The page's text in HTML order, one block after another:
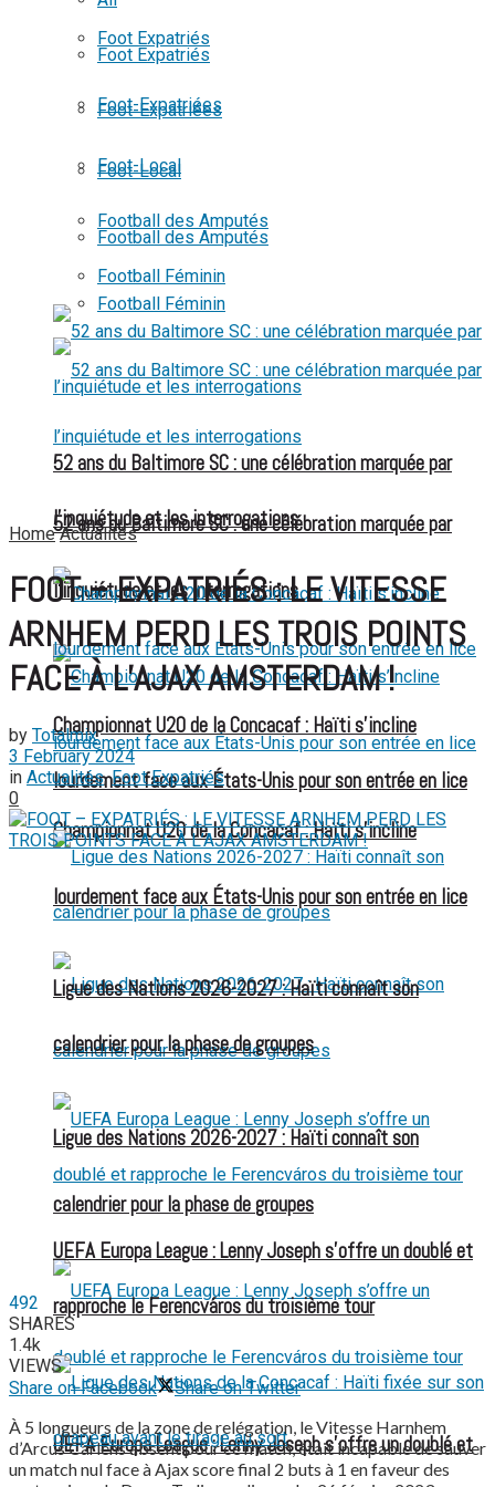
Foot Expatriés
Foot-Expatriées
Foot-Local
Football des Amputés
Football Féminin
52 ans du Baltimore SC : une célébration marquée par
l’inquiétude et les interrogations
Championnat U20 de la Concacaf : Haïti s’incline
lourdement face aux États-Unis pour son entrée en lice
Ligue des Nations 2026-2027 : Haïti connaît son
calendrier pour la phase de groupes
UEFA Europa League : Lenny Joseph s’offre un doublé et
Foot Expatriés
Foot-Expatriées
Foot-Local
Football des Amputés
Football Féminin
52 ans du Baltimore SC : une célébration marquée par
l’inquiétude et les interrogations
Championnat U20 de la Concacaf : Haïti s’incline
lourdement face aux États-Unis pour son entrée en lice
Ligue des Nations 2026-2027 : Haïti connaît son
calendrier pour la phase de groupes
UEFA Europa League : Lenny Joseph s’offre un doublé et
rapproche le Ferencváros du troisième tour
Home Actualités
FOOT – EXPATRIÉS : LE VITESSE
ARNHEM PERD LES TROIS POINTS
FACE À L’AJAX AMSTERDAM !
by Totalmix
3 February 2024
in Actualités,Foot Expatriés
0
492
SHARES
1.4k
VIEWS
Share on Facebook
Share on Twitter
À 5 longueurs de la zone de relégation, le Vitesse Harnhem
d’Arcus Carlens absent pour ce match, était incapable de sauver
un match nul face à Ajax score final 2 buts à 1 en faveur des